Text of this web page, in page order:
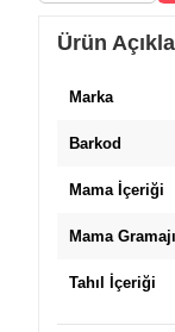
Ürün
Marka
Barkod
Mama İçeriği
Mama Gramajı
Tahıl İçeriği